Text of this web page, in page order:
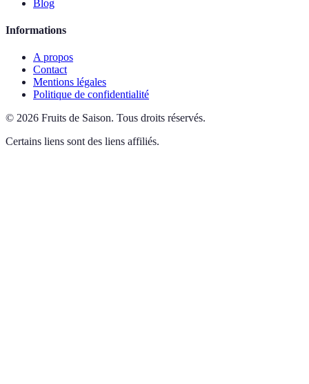
Blog
Informations
A propos
Contact
Mentions légales
Politique de confidentialité
© 2026 Fruits de Saison. Tous droits réservés.
Certains liens sont des liens affiliés.